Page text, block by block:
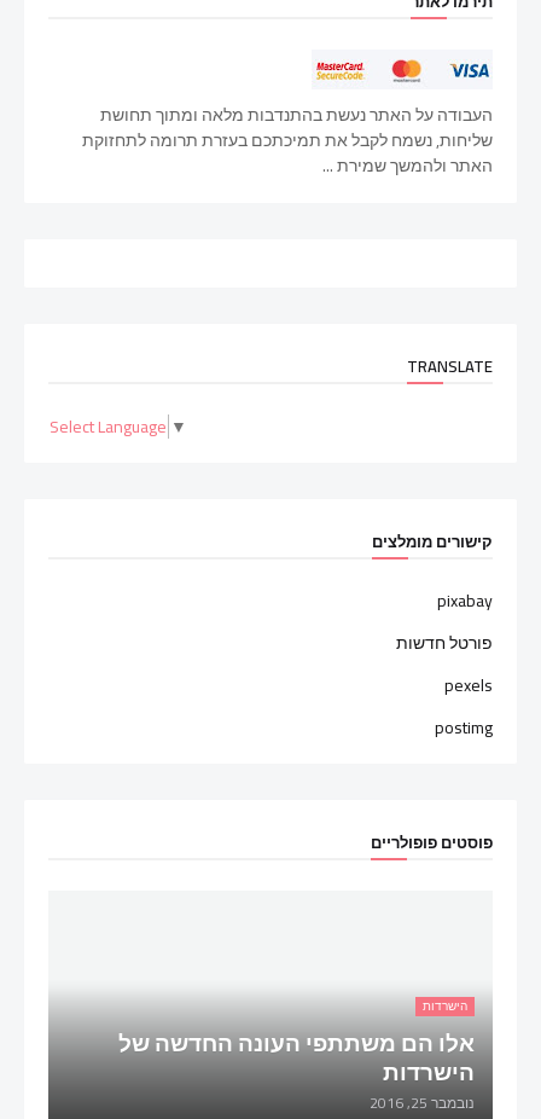
העבודה על האתר נעשת בהתנדבות מלאה ומתוך תחושת
שליחות, נשמח לקבל את תמיכתכם בעזרת תרומה לתחזוקת
האתר ולהמשך שמירת ...
TRANSLATE
Select Language ▼
קישורים מומלצים
pixabay
פורטל חדשות
pexels
postimg
פוסטים פופולריים
הישרדות
אלו הם משתתפי העונה החדשה של
הישרדות
נובמבר 25, 2016